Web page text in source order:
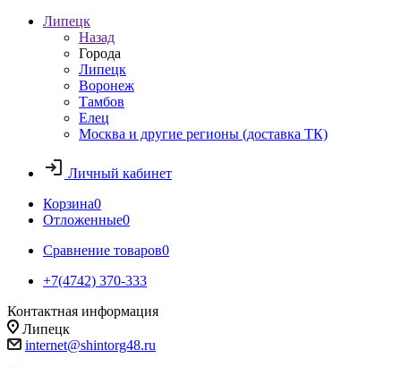
Липецк
Назад
Города
Липецк
Воронеж
Тамбов
Елец
Москва и другие регионы (доставка ТК)
Личный кабинет
Корзина0
Отложенные0
Сравнение товаров0
+7(4742) 370-333
Контактная информация
Липецк
internet@shintorg48.ru